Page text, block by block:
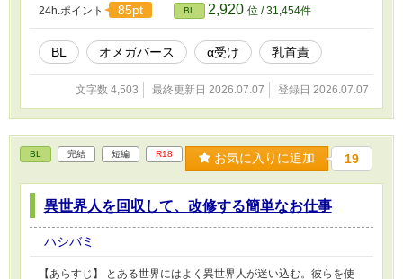
24h.ポイント 85pt BL 2,920 位 / 31,454件
BL オメガバース α受け 乳首責
文字数 4,503 最終更新日 2026.07.07 登録日 2026.07.07
BL 完結 短編 R18 お気に入りに追加 19
異世界人を回収して、改修する簡単なお仕事
ハシバミ
【あらすじ】 とある世界にはよく異世界人が迷い込む。彼らを使